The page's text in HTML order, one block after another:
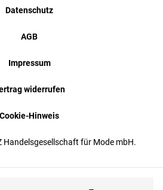
Handelsgesellschaft für Mode mbH.
Datenschutz
AGB
Impressum
widerrufen
Cookie-Hinweis